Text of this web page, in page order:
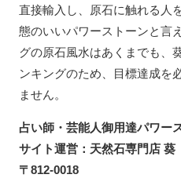
直接輸入し、原石に触れる人
態のいいパワーストーンと言
グの原石風水はあくまでも、
ンキングのため、目標達成を
ません。
占い師・芸能人御用達パワー
サイト運営：天然石専門店 葵
〒812-0018